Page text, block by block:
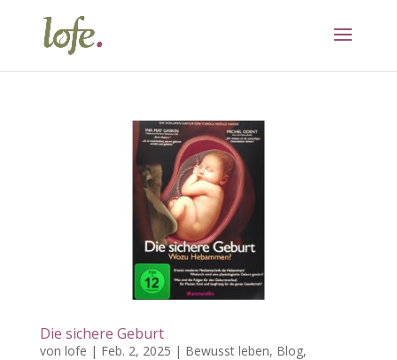
Die sichere Geburt
von lofe | Feb. 2, 2025 | Bewusst leben, Blog,